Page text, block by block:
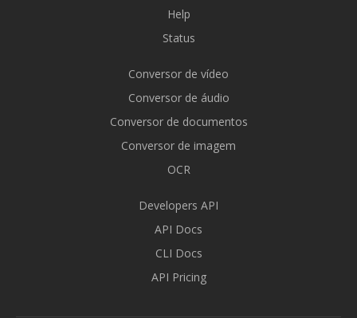
Help
Status
Conversor de vídeo
Conversor de áudio
Conversor de documentos
Conversor de imagem
OCR
Developers API
API Docs
CLI Docs
API Pricing